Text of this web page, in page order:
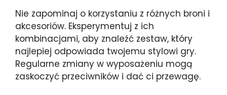
Nie zapominaj o korzystaniu z różnych broni i
akcesoriów. Eksperymentuj z ich
kombinacjami, aby znaleźć zestaw, który
najlepiej odpowiada twojemu stylowi gry.
Regularne zmiany w wyposażeniu mogą
zaskoczyć przeciwników i dać ci przewagę.